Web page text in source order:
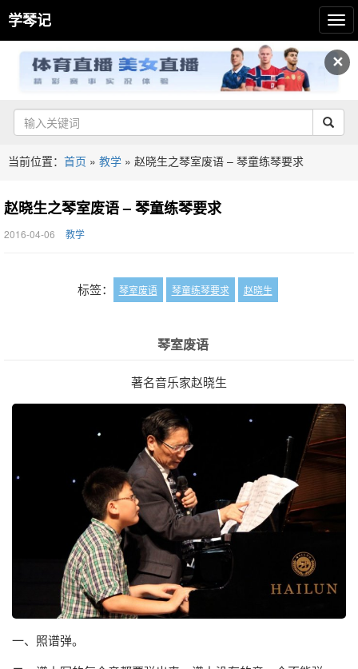
✕
学琴记
当前位置： 首页 » 教学 » 赵晓生之琴室废语 – 琴童练琴要求
赵晓生之琴室废语 – 琴童练琴要求
2016-04-06 教学
标签： 琴室废语 琴童练琴要求 赵晓生
琴室废语
著名音乐家赵晓生
一、照谱弹。